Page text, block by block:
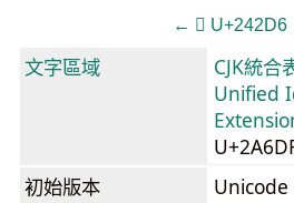
← 𤋖 U+242D6
文字區域
CJK統合
Unified
初始版本
Unicode